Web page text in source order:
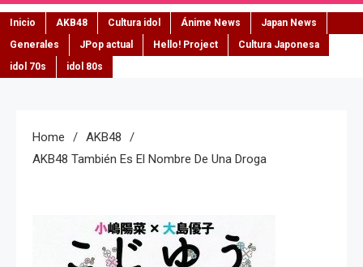
Inicio AKB48 Cultura idol Ánime News
Japan News
Generales
JPop actual Hello! Project
Cultura Japonesa
idol 70s
idol 80s
Home
AKB48
AKB48 También Es El Nombre De Una Droga